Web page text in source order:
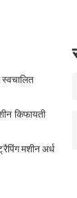
किफायती
मशीन अर्ध